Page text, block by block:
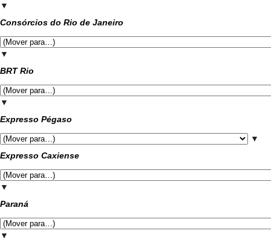
▼
Consórcios do Rio de Janeiro
▼
BRT Rio
▼
Expresso Pégaso
▼
Expresso Caxiense
▼
Paraná
▼